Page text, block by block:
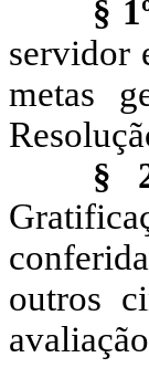
§
servidor
metas
§
outros